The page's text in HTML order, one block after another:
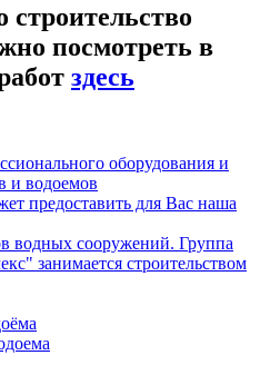
посмотреть в
здесь
оборудования и
и водоемов
предоставить для Вас наша
водных сооружений. Группа
занимается строительством